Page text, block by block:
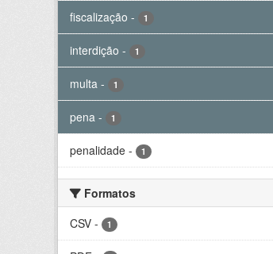
fiscalização - 1
interdição - 1
multa - 1
pena - 1
penalidade - 1
Formatos
CSV - 1